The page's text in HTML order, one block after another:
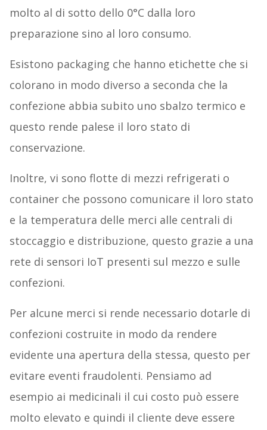
molto al di sotto dello 0°C dalla loro
preparazione sino al loro consumo.
Esistono packaging che hanno etichette che si
colorano in modo diverso a seconda che la
confezione abbia subito uno sbalzo termico e
questo rende palese il loro stato di
conservazione.
Inoltre, vi sono flotte di mezzi refrigerati o
container che possono comunicare il loro stato
e la temperatura delle merci alle centrali di
stoccaggio e distribuzione, questo grazie a una
rete di sensori IoT presenti sul mezzo e sulle
confezioni.
Per alcune merci si rende necessario dotarle di
confezioni costruite in modo da rendere
evidente una apertura della stessa, questo per
evitare eventi fraudolenti. Pensiamo ad
esempio ai medicinali il cui costo può essere
molto elevato e quindi il cliente deve essere